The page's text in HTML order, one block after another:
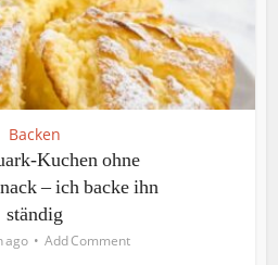
Backen
Kuchen ohne
– ich backe ihn
ständig
ago Add Comment